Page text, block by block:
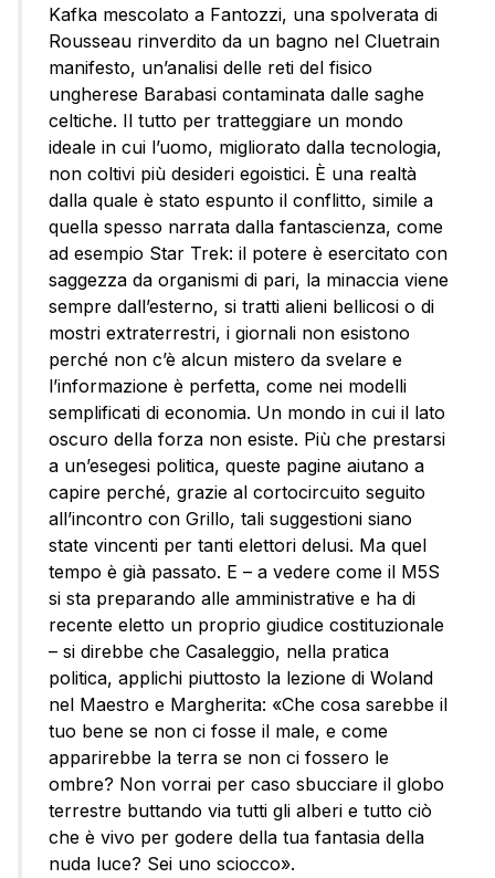
Kafka mescolato a Fantozzi, una spolverata di
Rousseau rinverdito da un bagno nel Cluetrain
manifesto, un’analisi delle reti del fisico
ungherese Barabasi contaminata dalle saghe
celtiche. Il tutto per tratteggiare un mondo
ideale in cui l’uomo, migliorato dalla tecnologia,
non coltivi più desideri egoistici. È una realtà
dalla quale è stato espunto il conflitto, simile a
quella spesso narrata dalla fantascienza, come
ad esempio Star Trek: il potere è esercitato con
saggezza da organismi di pari, la minaccia viene
sempre dall’esterno, si tratti alieni bellicosi o di
mostri extraterrestri, i giornali non esistono
perché non c’è alcun mistero da svelare e
l’informazione è perfetta, come nei modelli
semplificati di economia. Un mondo in cui il lato
oscuro della forza non esiste. Più che prestarsi
a un’esegesi politica, queste pagine aiutano a
capire perché, grazie al cortocircuito seguito
all’incontro con Grillo, tali suggestioni siano
state vincenti per tanti elettori delusi. Ma quel
tempo è già passato. E – a vedere come il M5S
si sta preparando alle amministrative e ha di
recente eletto un proprio giudice costituzionale
– si direbbe che Casaleggio, nella pratica
politica, applichi piuttosto la lezione di Woland
nel Maestro e Margherita: «Che cosa sarebbe il
tuo bene se non ci fosse il male, e come
apparirebbe la terra se non ci fossero le
ombre? Non vorrai per caso sbucciare il globo
terrestre buttando via tutti gli alberi e tutto ciò
che è vivo per godere della tua fantasia della
nuda luce? Sei uno sciocco».